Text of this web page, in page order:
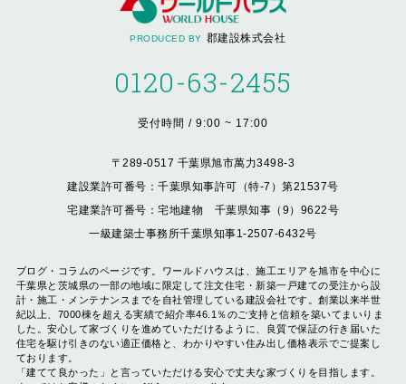
PRODUCED BY 郡建設株式会社
0120-63-2455
受付時間 / 9:00 ~ 17:00
〒289-0517 千葉県旭市萬力3498-3
建設業許可番号：千葉県知事許可（特-7）第21537号
宅建業許可番号：宅地建物 千葉県知事（9）9622号
一級建築士事務所千葉県知事1-2507-6432号
ブログ・コラムのページです。ワールドハウスは、施工エリアを旭市を中心に
千葉県と茨城県の一部の地域に限定して注文住宅・新築一戸建ての受注から設
計・施工・メンテナンスまでを自社管理している建設会社です。創業以来半世
紀以上、7000棟を超える実績で紹介率46.1％のご支持と信頼を築いてまいりま
した。安心して家づくりを進めていただけるように、良質で保証の行き届いた
住宅を駆け引きのない適正価格と、わかりやすい住み出し価格表示でご提案し
ております。
「建てて良かった」と言っていただける安心で丈夫な家づくりを目指します。